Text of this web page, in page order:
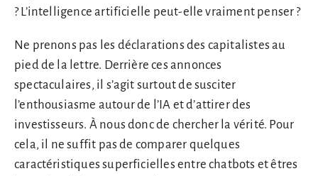
? L’intelligence artificielle peut-elle vraiment penser ?
Ne prenons pas les déclarations des capitalistes au
pied de la lettre. Derrière ces annonces
spectaculaires, il s’agit surtout de susciter
l’enthousiasme autour de l’IA et d’attirer des
investisseurs. À nous donc de chercher la vérité. Pour
cela, il ne suffit pas de comparer quelques
caractéristiques superficielles entre chatbots et êtres